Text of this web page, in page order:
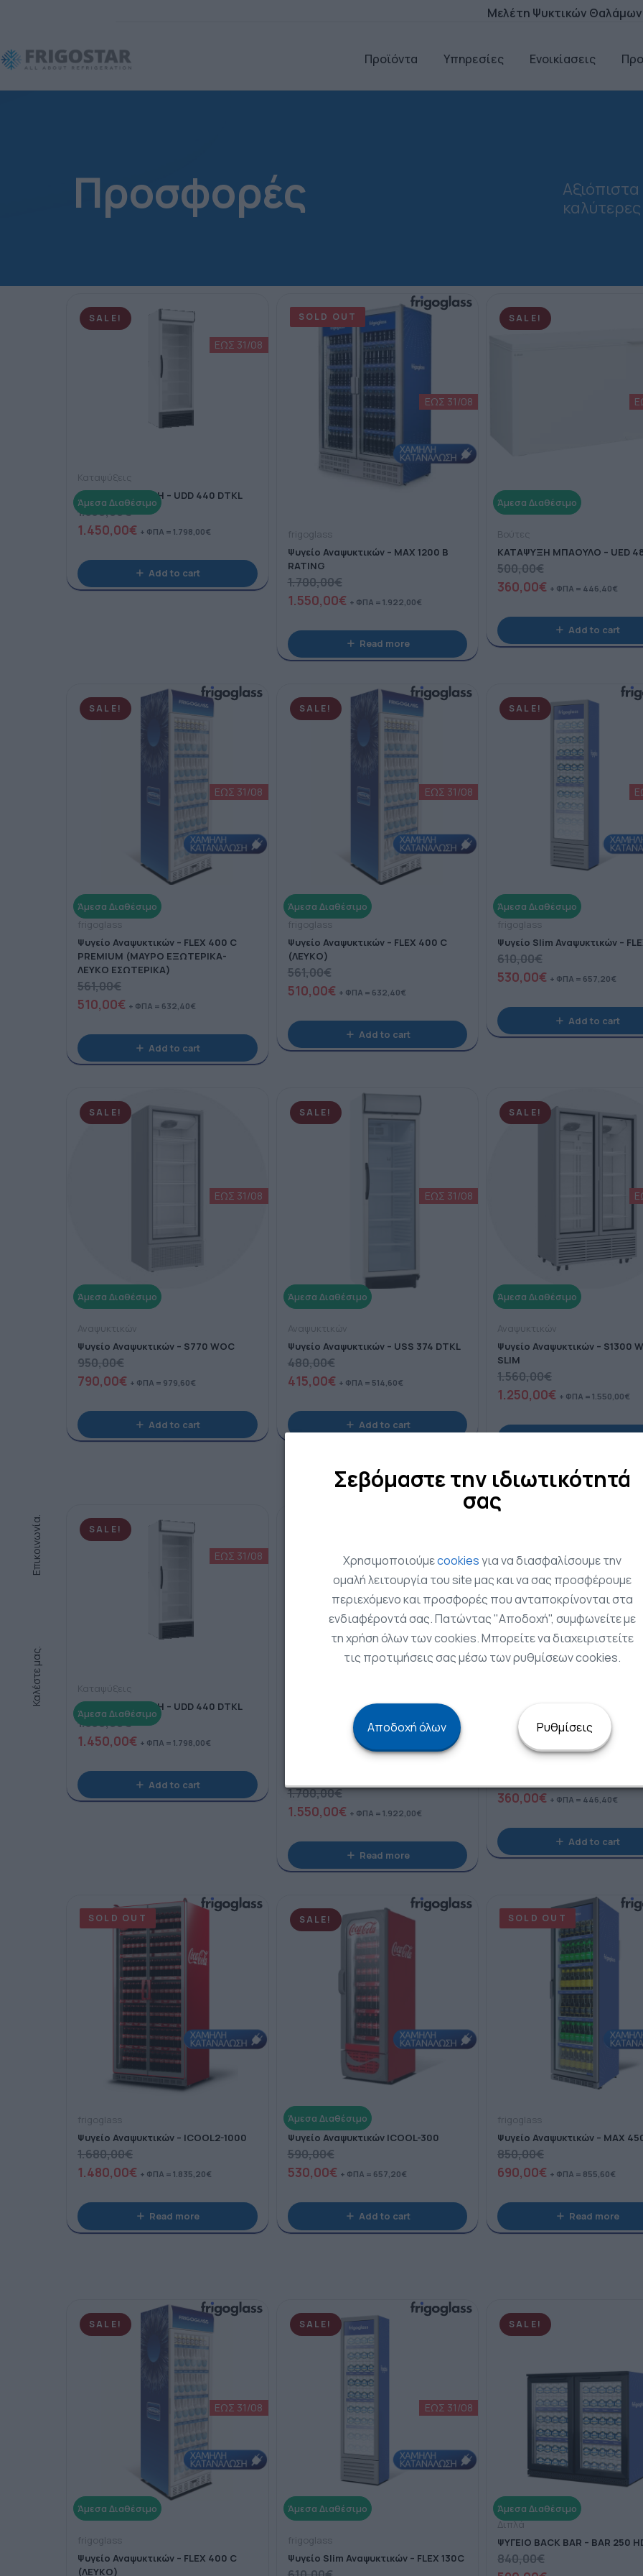
Σεβόμαστε την ιδιωτικότητά
σας
Χρησιμοποιούμεcookiesγια να διασφαλίσουμε την
ομαλή λειτουργία του site μας και να σας προσφέρουμε
περιεχόμενο και προσφορές που ανταποκρίνονται στα
ενδιαφέροντά σας. Πατώντας "Αποδοχή", συμφωνείτε με
τη χρήση όλων των cookies. Μπορείτε να διαχειριστείτε
τις προτιμήσεις σας μέσω των ρυθμίσεων cookies.
Αποδοχή όλων Ρυθμίσεις
Μελέτη Ψυκτικών Θαλάμων
Προϊόντα Υπηρεσίες Ενοικίασεις
Καλέστε μας.
Επικοινωνία.
Προσφορές
SALE!
Καταψύξεις
ΟΡΘΙΑ ΚΑΤΑΨΥΞΗ – UDD 440 DTKL
1.550,00€
1.450,00€ + ΦΠΑ = 1.798,00€
Add to cart
SOLD OUT
frigoglass
Ψυγείο Αναψυκτικών – ΜΑΧ 1200 B
RATING
1.700,00€
1.550,00€ + ΦΠΑ = 1.922,00€
Read more
SALE!
Βούτες
ΚΑΤΑΨΥΞΗ ΜΠΑΟΥΛΟ – UED
500,00€
360,00€ + ΦΠΑ = 446,40€
Add to cart
SALE!
frigoglass
Ψυγείο Αναψυκτικών – FLEX 400 C
PREMIUM (ΜΑΥΡΟ ΕΞΩΤΕΡΙΚΑ-
ΛΕΥΚΟ ΕΣΩΤΕΡΙΚΑ)
561,00€
510,00€ + ΦΠΑ = 632,40€
Add to cart
SALE!
frigoglass
Ψυγείο Αναψυκτικών – FLEX 400 C
(ΛΕΥΚΟ)
561,00€
510,00€ + ΦΠΑ = 632,40€
Add to cart
SALE!
frigoglass
Ψυγείο Slim Αναψυκτικών –
610,00€
530,00€ + ΦΠΑ = 657,20€
Add to cart
SALE!
Αναψυκτικών
Ψυγείο Αναψυκτικών – S770 WOC
950,00€
790,00€ + ΦΠΑ = 979,60€
Add to cart
SALE!
Αναψυκτικών
Ψυγείο Αναψυκτικών – USS 374 DTKL
480,00€
415,00€ + ΦΠΑ = 514,60€
Add to cart
SALE!
Αναψυκτικών
Ψυγείο Αναψυκτικών – S1300
SLIM
1.560,00€
1.250,00€ + ΦΠΑ = 1.550,00€
SALE!
Καταψύξεις
ΟΡΘΙΑ ΚΑΤΑΨΥΞΗ – UDD 440 DTKL
1.550,00€
1.450,00€ + ΦΠΑ = 1.798,00€
Add to cart
1.700,00€
1.550,00€ + ΦΠΑ = 1.922,00€
Read more
Βούτες
360,00€ + ΦΠΑ = 446,40€
Add to cart
SOLD OUT
frigoglass
Ψυγείο Αναψυκτικών – ICOOL2-1000
1.680,00€
1.480,00€ + ΦΠΑ = 1.835,20€
Read more
SALE!
frigoglass
Ψυγείο Αναψυκτικών ICOOL-300
590,00€
530,00€ + ΦΠΑ = 657,20€
Add to cart
SOLD OUT
frigoglass
Ψυγείο Αναψυκτικών – MAX
850,00€
690,00€ + ΦΠΑ = 855,60€
Read more
SALE!
frigoglass
Ψυγείο Αναψυκτικών – FLEX 400 C
(ΛΕΥΚΟ)
SALE!
frigoglass
Ψυγείο Slim Αναψυκτικών – FLEX 130C
SALE!
Διπλά
ΨΥΓΕΙΟ BACK BAR – BAR 250
840,00€